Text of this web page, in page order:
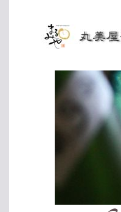
地酒・ワイ